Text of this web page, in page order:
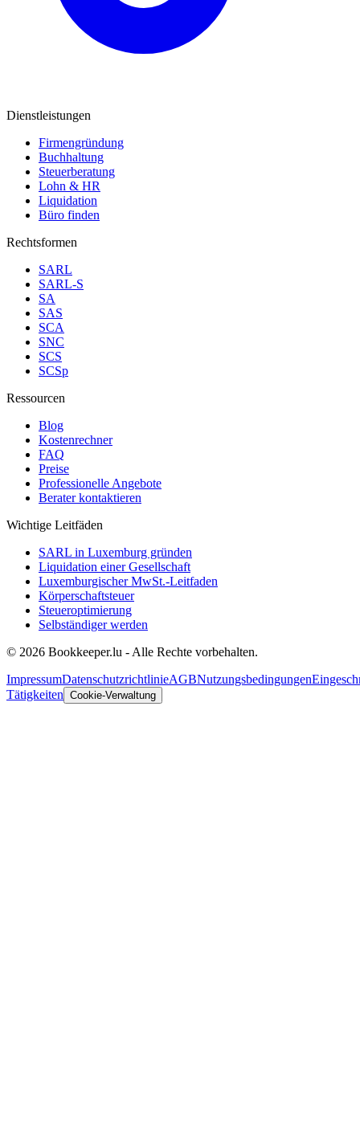
Dienstleistungen
Firmengründung
Buchhaltung
Steuerberatung
Lohn & HR
Liquidation
Büro finden
Rechtsformen
SARL
SARL-S
SA
SAS
SCA
SNC
SCS
SCSp
Ressourcen
Blog
Kostenrechner
FAQ
Preise
Professionelle Angebote
Berater kontaktieren
Wichtige Leitfäden
SARL in Luxemburg gründen
Liquidation einer Gesellschaft
Luxemburgischer MwSt.-Leitfaden
Körperschaftsteuer
Steueroptimierung
Selbständiger werden
© 2026 Bookkeeper.lu - Alle Rechte vorbehalten.
ImpressumDatenschutzrichtlinieAGBNutzungsbedingungen
Tätigkeiten Cookie-Verwaltung